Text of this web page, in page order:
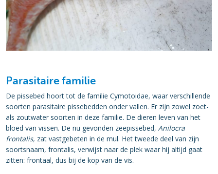
Parasitaire familie
De pissebed hoort tot de familie Cymotoidae, waar verschillende
soorten parasitaire pissebedden onder vallen. Er zijn zowel zoet-
als zoutwater soorten in deze familie. De dieren leven van het
bloed van vissen. De nu gevonden zeepissebed, Anilocra
frontalis, zat vastgebeten in de mul. Het tweede deel van zijn
soortsnaam, frontalis, verwijst naar de plek waar hij altijd gaat
zitten: frontaal, dus bij de kop van de vis.